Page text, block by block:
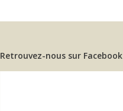
Retrouvez-nous sur Facebook